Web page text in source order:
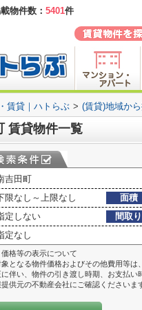
物件数： 5401件
賃貸｜ハトらぶ > (賃貸)地域か
賃貸物件一覧
吉田町
限なし～上限なし 面積
定しない 間取り
定なし
格等の表示について
となる物件価格およびその他費用等は
伴い、物件の引き渡し時期、お支払い
供元の不動産会社にご確認くださいま